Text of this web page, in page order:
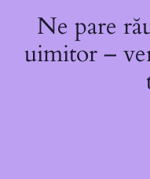
Ne pare
uimitor –